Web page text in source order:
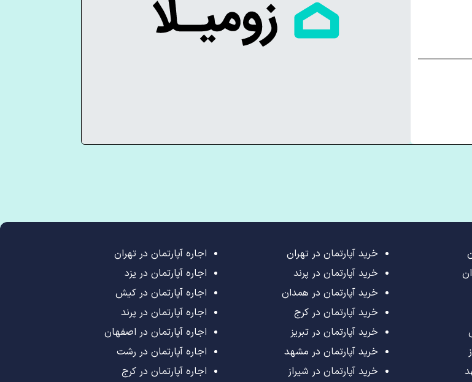
خرید آپارتمان در تهران
خرید آپارتمان در پرند
خرید آپارتمان در همدان
خرید آپارتمان در کرج
خرید آپارتمان در تبریز
خرید آپارتمان در مشهد
خرید آپارتمان در شیراز
اجاره آپارتمان در تهران
اجاره آپارتمان در یزد
اجاره آپارتمان در کیش
اجاره آپارتمان در پرند
اجاره آپارتمان در اصفهان
اجاره آپارتمان در رشت
اجاره آپارتمان در کرج